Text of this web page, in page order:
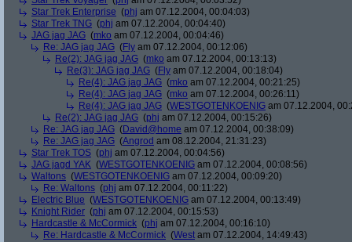
Star Trek Enterprise (phj am 07.12.2004, 00:04:03)
Star Trek TNG (phj am 07.12.2004, 00:04:40)
JAG jag JAG (mko am 07.12.2004, 00:04:46)
Re: JAG jag JAG (Fly am 07.12.2004, 00:12:06)
Re(2): JAG jag JAG (mko am 07.12.2004, 00:13:13)
Re(3): JAG jag JAG (Fly am 07.12.2004, 00:18:04)
Re(4): JAG jag JAG (mko am 07.12.2004, 00:21:25)
Re(4): JAG jag JAG (mko am 07.12.2004, 00:26:11)
Re(4): JAG jag JAG (WESTGOTENKOENIG am 07.12.2004,
Re(2): JAG jag JAG (phj am 07.12.2004, 00:15:26)
Re: JAG jag JAG (David@home am 07.12.2004, 00:38:09)
Re: JAG jag JAG (Angrod am 08.12.2004, 21:31:23)
Star Trek TOS (phj am 07.12.2004, 00:04:56)
JAG jagd YAK (WESTGOTENKOENIG am 07.12.2004, 00:08:56)
Waltons (WESTGOTENKOENIG am 07.12.2004, 00:09:20)
Re: Waltons (phj am 07.12.2004, 00:11:22)
Electric Blue (WESTGOTENKOENIG am 07.12.2004, 00:13:49)
Knight Rider (phj am 07.12.2004, 00:15:53)
Hardcastle & McCormick (phj am 07.12.2004, 00:16:10)
Re: Hardcastle & McCormick (West am 07.12.2004, 14:49:43)